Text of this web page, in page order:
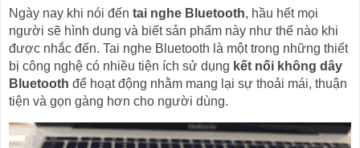
Ngày nay khi nói đến tai nghe Bluetooth, hầu hết mọi
người sẽ hình dung và biết sản phẩm này như thế nào khi
được nhắc đến. Tai nghe Bluetooth là một trong những thiết
bị công nghệ có nhiều tiện ích sử dụng kết nối không dây
Bluetooth để hoạt động nhằm mang lại sự thoải mái, thuận
tiện và gọn gàng hơn cho người dùng.